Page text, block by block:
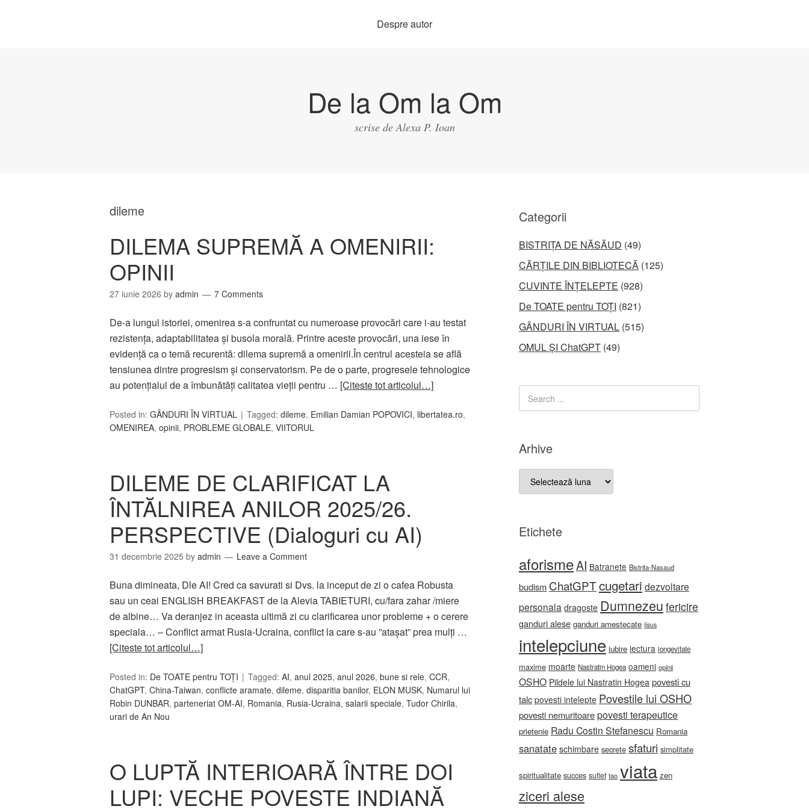
Despre autor
De la Om la Om
scrise de Alexa P. Ioan
dileme
DILEMA SUPREMĂ A OMENIRII:
OPINII
27 iunie 2026 by admin 7 Comments
De-a lungul istoriei, omenirea s-a confruntat cu numeroase provocări care i-au testat
rezistența, adaptabilitatea și busola morală. Printre aceste provocări, una iese în
evidență ca o temă recurentă: dilema supremă a omenirii.În centrul acesteia se află
tensiunea dintre progresism și conservatorism. Pe de o parte, progresele tehnologice
au potențialul de a îmbunătăți calitatea vieții pentru … [Citeste tot articolul…]
Posted in: GÂNDURI ÎN VIRTUAL Tagged: dileme, Emilian Damian POPOVICI, libertatea.ro,
OMENIREA, opinii, PROBLEME GLOBALE, VIITORUL
DILEME DE CLARIFICAT LA
ÎNTĂLNIREA ANILOR 2025/26.
PERSPECTIVE (Dialoguri cu AI)
31 decembrie 2025 by admin Leave a Comment
Buna dimineata, Dle AI! Cred ca savurati si Dvs. la inceput de zi o cafea Robusta
sau un ceai ENGLISH BREAKFAST de la Alevia TABIETURI, cu/fara zahar /miere
de albine… Va deranjez in aceasta ultimă zi cu clarificarea unor probleme + o cerere
speciala… – Conflict armat Rusia-Ucraina, conflict la care s-au ”atașat” prea mulți …
[Citeste tot articolul…]
Posted in: De TOATE pentru TOȚI Tagged: AI, anul 2025, anul 2026, bune si rele, CCR,
ChatGPT, China-Taiwan, conflicte aramate, dileme, disparitia banilor, ELON MUSK, Numarul lui
Robin DUNBAR, parteneriat OM-AI, Romania, Rusia-Ucraina, salarii speciale, Tudor Chirila,
urari de An Nou
O LUPTĂ INTERIOARĂ ÎNTRE DOI
LUPI: VECHE POVESTE INDIANĂ
Categorii
BISTRIȚA DE NĂSĂUD (49)
CĂRȚILE DIN BIBLIOTECĂ (125)
CUVINTE ÎNȚELEPTE (928)
De TOATE pentru TOȚI (821)
GÂNDURI ÎN VIRTUAL (515)
OMUL ȘI ChatGPT (49)
Arhive
Arhive
Etichete
aforismeAI Batranete Bistrita-Nasaud
budism ChatGPTcugetari dezvoltare
personala dragoste Dumnezeu fericire
ganduri alese ganduri amestecate Iisus
intelepciune iubire lectura longevitate
maxime moarte Nastratin Hogea oameni opinii
OSHO Pildele lui Nastratin Hogea povesti cu
talc povesti intelepte Povestile lui OSHO
povesti nemuritoarepovesti terapeutice
prietenie Radu Costin Stefanescu Romania
sanatate schimbare secrete sfaturi simplitate
spiritualitate succes suflet tao viata zen
ziceri alese